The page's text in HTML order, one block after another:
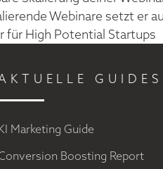
Webinare setzt er
für High Potential Startups
GUIDES
Marketing Guide
Boosting Report